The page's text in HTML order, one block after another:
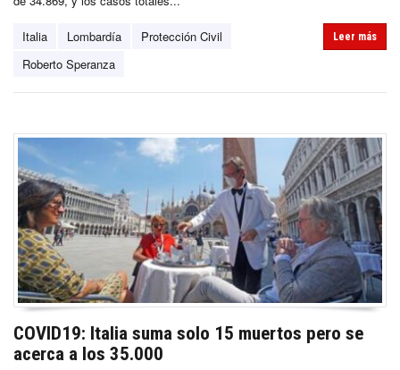
Italia Lombardía
Protección Civil
Roberto Speranza
Leer más
COVID19: Italia suma solo 15 muertos pero se
acerca a los 35.000